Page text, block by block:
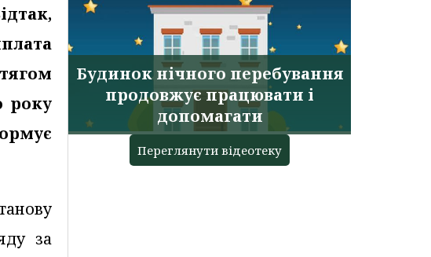
року
за
Будинок нічного перебування
продовжує працювати і
допомагати
Переглянути відеотеку